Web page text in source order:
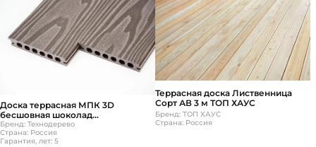
Доска террасная МПК 3D
бесшовная шоколад
142х22х3000мм Технодерево
Бренд: Технодерево
Страна: Россия
Гарантия, лет: 5
Террасная доска Лиственница
Сорт АВ 3 м ТОП ХАУС
Бренд: ТОП ХАУС
Страна: Россия